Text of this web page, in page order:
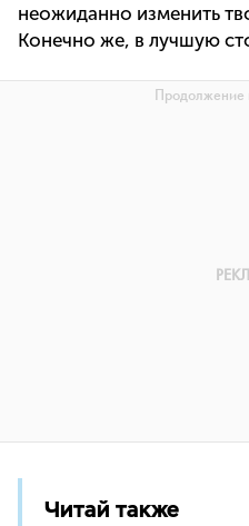
неожиданно изменить
Конечно же, в лучшую
Читай также